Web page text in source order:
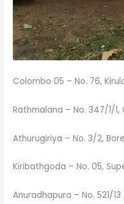
Colombo 05 – No. 76,
Rathmalana – No. 347/1/
Athurugiriya – No. 3/2,
Kiribathgoda – No. 05,
Anuradhapura – No. 521/